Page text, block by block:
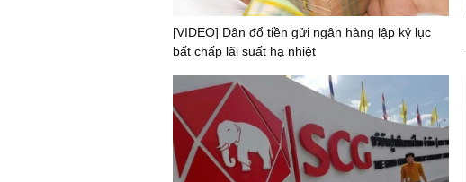
[VIDEO] Dân đổ tiền gửi ngân hàng lập kỷ lục
bất chấp lãi suất hạ nhiệt